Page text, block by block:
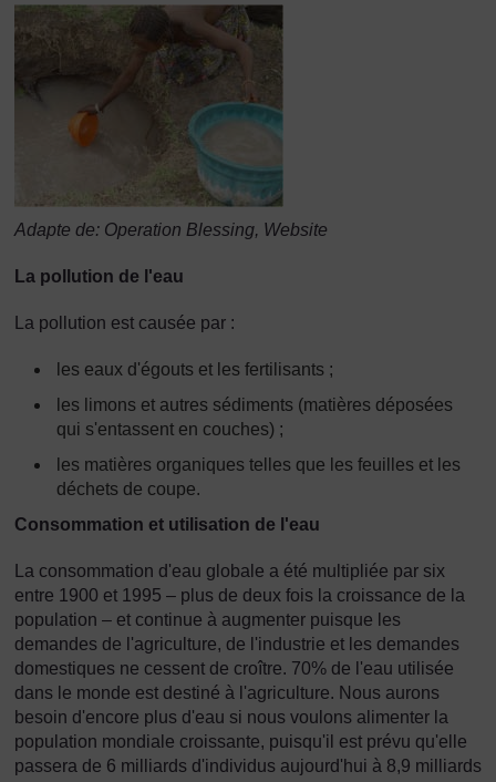
Adapte de: Operation Blessing, Website
La pollution de l'eau
La pollution est causée par :
les eaux d'égouts et les fertilisants ;
les limons et autres sédiments (matières déposées
qui s'entassent en couches) ;
les matières organiques telles que les feuilles et les
déchets de coupe.
Consommation et utilisation de l'eau
La consommation d'eau globale a été multipliée par six
entre 1900 et 1995 – plus de deux fois la croissance de la
population – et continue à augmenter puisque les
demandes de l'agriculture, de l'industrie et les demandes
domestiques ne cessent de croître. 70% de l'eau utilisée
dans le monde est destiné à l'agriculture. Nous aurons
besoin d'encore plus d'eau si nous voulons alimenter la
population mondiale croissante, puisqu'il est prévu qu'elle
passera de 6 milliards d'individus aujourd'hui à 8,9 milliards